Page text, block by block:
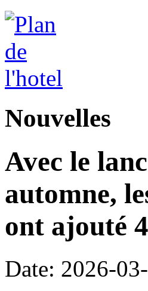
Nouvelles
Avec le
automne,
ont ajouté
Date: 2026-